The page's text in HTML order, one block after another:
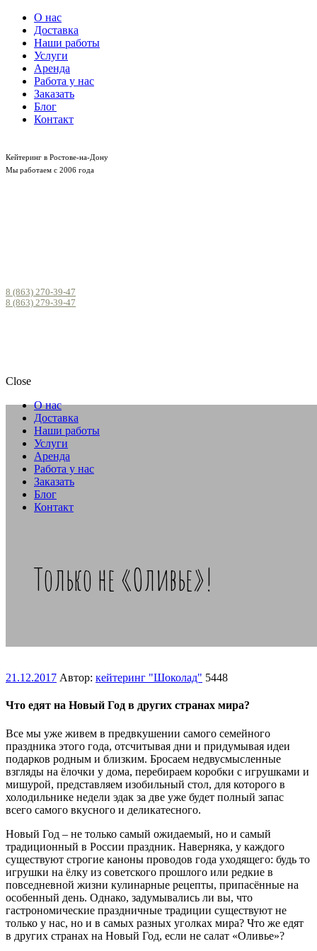
О нас
Доставка
Наши работы
Услуги
Аренда
Работа у нас
Заказать
Блог
Контакт
Кейтеринг в Ростове-на-Дону
Мы работаем с 2006 года
8 (863) 270-39-47
8 (863) 279-39-47
Close
О нас
Доставка
Наши работы
Услуги
Аренда
Работа у нас
Заказать
Блог
Контакт
Только не «Оливье»!
21.12.2017 Автор: кейтеринг "Шоколад" 5448
Что едят на Новый Год в других странах мира?
Все мы уже живем в предвкушении самого семейного
праздника этого года, отсчитывая дни и придумывая идеи
подарков родным и близким. Бросаем недвусмысленные
взгляды на ёлочки у дома, перебираем коробки с игрушками и
мишурой, представляем изобильный стол, для которого в
холодильнике недели эдак за две уже будет полный запас
всего самого вкусного и деликатесного.
Новый Год – не только самый ожидаемый, но и самый
традиционный в России праздник. Наверняка, у каждого
существуют строгие каноны проводов года уходящего: будь то
игрушки на ёлку из советского прошлого или редкие в
повседневной жизни кулинарные рецепты, припасённые на
особенный день. Однако, задумывались ли вы, что
гастрономические праздничные традиции существуют не
только у нас, но и в самых разных уголках мира? Что же едят
в других странах на Новый Год, если не салат «Оливье»?